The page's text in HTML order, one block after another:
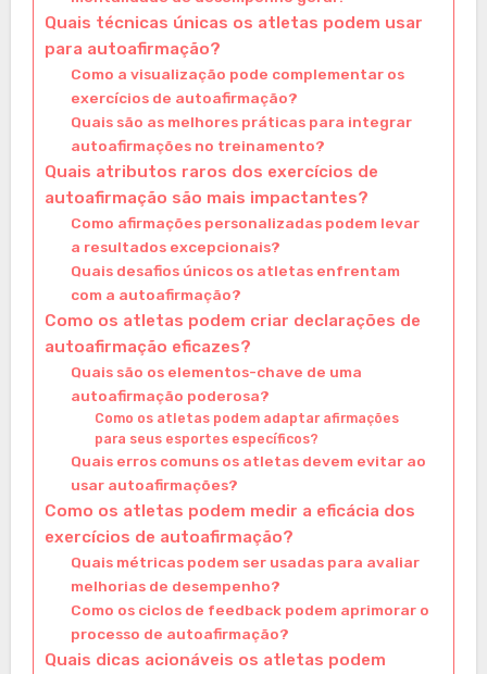
Quais técnicas únicas os atletas podem usar
para autoafirmação?
Como a visualização pode complementar os
exercícios de autoafirmação?
Quais são as melhores práticas para integrar
autoafirmações no treinamento?
Quais atributos raros dos exercícios de
autoafirmação são mais impactantes?
Como afirmações personalizadas podem levar
a resultados excepcionais?
Quais desafios únicos os atletas enfrentam
com a autoafirmação?
Como os atletas podem criar declarações de
autoafirmação eficazes?
Quais são os elementos-chave de uma
autoafirmação poderosa?
Como os atletas podem adaptar afirmações
para seus esportes específicos?
Quais erros comuns os atletas devem evitar ao
usar autoafirmações?
Como os atletas podem medir a eficácia dos
exercícios de autoafirmação?
Quais métricas podem ser usadas para avaliar
melhorias de desempenho?
Como os ciclos de feedback podem aprimorar o
processo de autoafirmação?
Quais dicas acionáveis os atletas podem